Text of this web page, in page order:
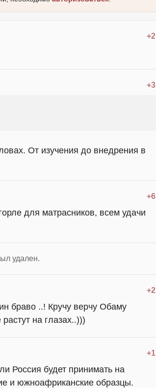
+2
+3
От изучения до внедрения в
+6
для матрасников, всем удачи
удален.
+2
браво ..! Кручу верчу Обаму
на глазах..)))
+1
Россия будет принимать на
и южноафриканские образцы.